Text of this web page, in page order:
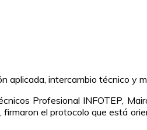
aplicada, intercambio técnico y
Profesional INFOTEP,
el protocolo que está